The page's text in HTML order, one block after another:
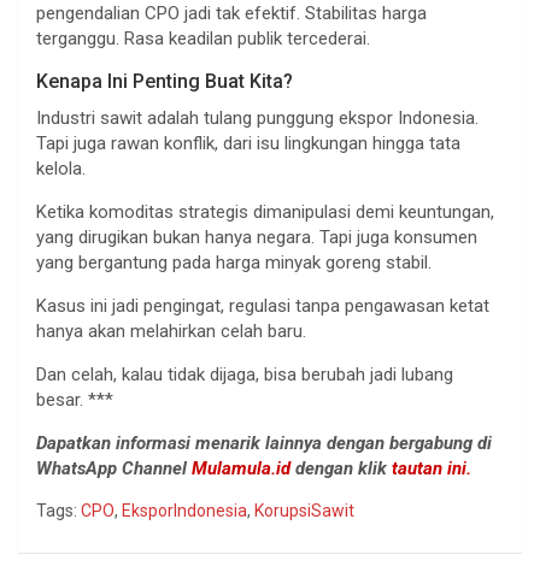
pengendalian CPO jadi tak efektif. Stabilitas harga
terganggu. Rasa keadilan publik tercederai.
Kenapa Ini Penting Buat Kita?
Industri sawit adalah tulang punggung ekspor Indonesia.
Tapi juga rawan konflik, dari isu lingkungan hingga tata
kelola.
Ketika komoditas strategis dimanipulasi demi keuntungan,
yang dirugikan bukan hanya negara. Tapi juga konsumen
yang bergantung pada harga minyak goreng stabil.
Kasus ini jadi pengingat, regulasi tanpa pengawasan ketat
hanya akan melahirkan celah baru.
Dan celah, kalau tidak dijaga, bisa berubah jadi lubang
besar. ***
Dapatkan informasi menarik lainnya dengan bergabung di
WhatsApp Channel Mulamula.iddengan klik tautan ini.
Tags: CPO, EksporIndonesia, KorupsiSawit